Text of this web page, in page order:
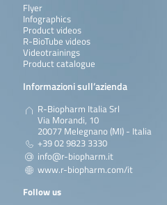
Flyer
Infographics
Product videos
R-BioTube videos
Videotrainings
Product catalogue
Informazioni sull’azienda
R-Biopharm Italia Srl
Via Morandi, 10
20077 Melegnano (MI) - Italia
+39 02 9823 3330
info@r-biopharm.it
www.r-biopharm.com/it
Follow us